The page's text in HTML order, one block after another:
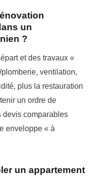
un
?
et des travaux «
ventilation,
plus la restauration
un ordre de
devis comparables
enveloppe « à
un appartement